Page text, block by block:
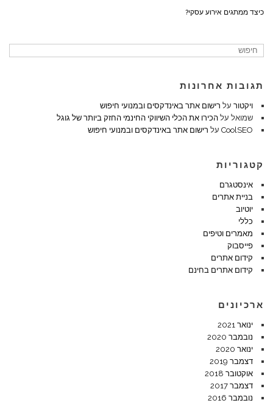
כיצד ממתגים אירוע עסקי?
תגובות אחרונות
ויקטור על רישום אתר באינדקסים ובמנועי חיפוש
שמואל על הכירו את הכלי השיווקי החינמי החזק ביותר של גוגל
CoolSEO על רישום אתר באינדקסים ובמנועי חיפוש
קטגוריות
אינסטגרם
בניית אתרים
יוטיוב
כללי
מאמרים וטיפים
פייסבוק
קידום אתרים
קידום אתרים בחינם
ארכיונים
ינואר 2021
נובמבר 2020
ינואר 2020
דצמבר 2019
אוקטובר 2018
דצמבר 2017
נובמבר 2016